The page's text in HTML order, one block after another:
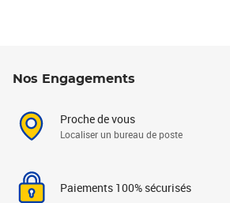
Nos Engagements
Proche de vous
Localiser un bureau de poste
Paiements 100% sécurisés